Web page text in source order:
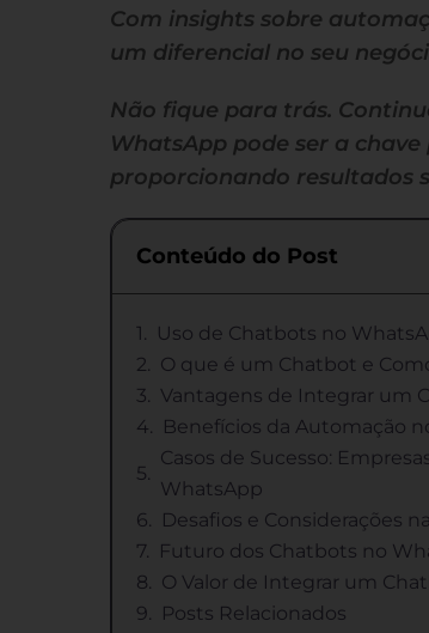
Com insights sobre
um diferencial no seu
Não fique para trás.
WhatsApp pode ser a
proporcionando resultados
Conteúdo do Post
Uso de Chatbots no
O que é um Chatbot e
Vantagens de Integrar um
Benefícios da Automação
Casos de Sucesso:
WhatsApp
Desafios e Considerações
Futuro dos Chatbots no
O Valor de Integrar um
Posts Relacionados